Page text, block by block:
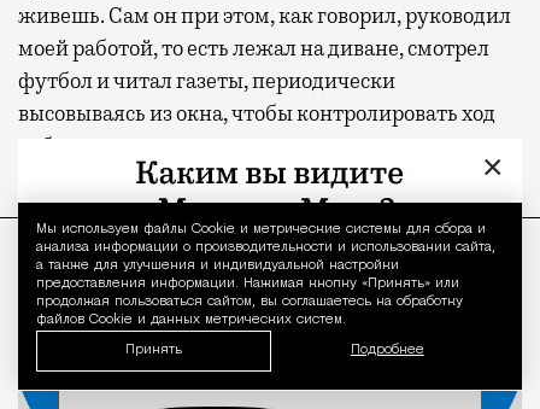
Уведомление
Мы используем файлы Сookie и метрические системы для сбора и
анализа информации о производительности и использовании сайта,
а также для улучшения и индивидуальной настройки
предоставления информации. Нажимая кнопку «Принять» или
продолжая пользоваться сайтом, вы соглашаетесь на обработку
файлов Cookie и данных метрических систем.
Принять Подробнее
живешь. Сам он при этом, как говорил, руководил
моей работой, то есть лежал на диване, смотрел
футбол и читал газеты, периодически
высовываясь из окна, чтобы контролировать ход
работ.
×